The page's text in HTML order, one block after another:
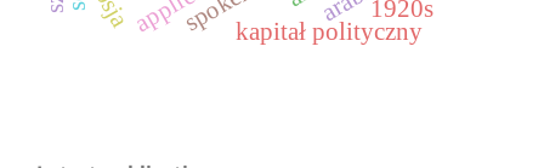
kapitał polityczny
1920s